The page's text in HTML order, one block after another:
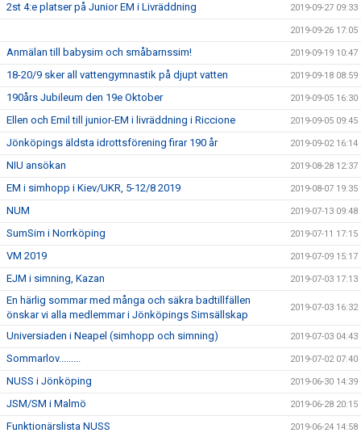
2st 4:e platser på Junior EM i Livräddning 2019-09-27 09:33
2019-09-26 17:05
Anmälan till babysim och småbarnssim! 2019-09-19 10:47
18-20/9 sker all vattengymnastik på djupt vatten 2019-09-18 08:59
190års Jubileum den 19e Oktober 2019-09-05 16:30
Ellen och Emil till junior-EM i livräddning i Riccione 2019-09-05 09:45
Jönköpings äldsta idrottsförening firar 190 år 2019-09-02 16:14
NIU ansökan 2019-08-28 12:37
EM i simhopp i Kiev/UKR, 5-12/8 2019 2019-08-07 19:35
NUM 2019-07-13 09:48
SumSim i Norrköping 2019-07-11 17:15
VM 2019 2019-07-09 15:17
EJM i simning, Kazan 2019-07-03 17:13
En härlig sommar med många och säkra badtillfällen
önskar vi alla medlemmar i Jönköpings Simsällskap
2019-07-03 16:32
Universiaden i Neapel (simhopp och simning) 2019-07-03 04:43
Sommarlov......... 2019-07-02 07:40
NUSS i Jönköping 2019-06-30 14:39
JSM/SM i Malmö 2019-06-28 20:15
Funktionärslista NUSS 2019-06-24 14:58